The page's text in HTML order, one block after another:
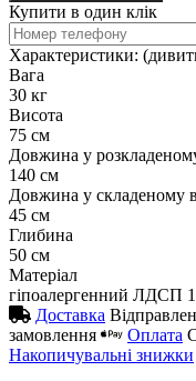
Купити в один клік
Характеристики:
Вага
30 кг
Висота
75 см
Довжина у
140 см
Довжина у складеному
45 см
Глибина
50 см
Матеріал
гіпоалергенний ЛДСП
Доставка
замовлення
Оплата
Накопичувальні знижки